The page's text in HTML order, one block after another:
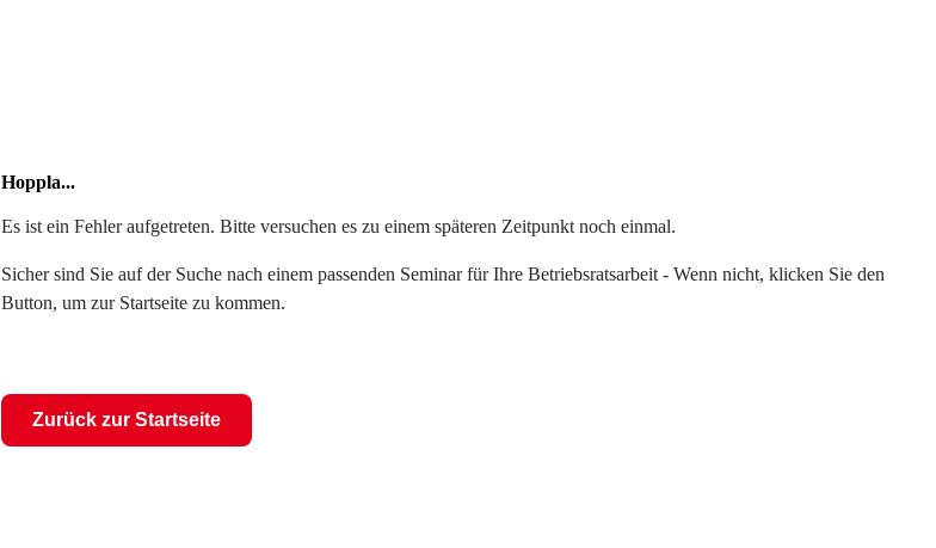
Hoppla...
Es ist ein Fehler aufgetreten. Bitte versuchen es zu einem späteren Zeitpunkt noch einmal.
Sicher sind Sie auf der Suche nach einem passenden Seminar für Ihre Betriebsratsarbeit - Wenn nicht, klicken Sie den
Button, um zur Startseite zu kommen.
Zurück zur Startseite